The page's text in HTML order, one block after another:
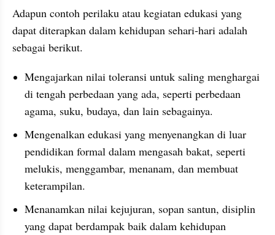
Adapun contoh perilaku atau kegiatan edukasi yang
dapat diterapkan dalam kehidupan sehari-hari adalah
sebagai berikut.
Mengajarkan nilai toleransi untuk saling menghargai
di tengah perbedaan yang ada, seperti perbedaan
agama, suku, budaya, dan lain sebagainya.
Mengenalkan edukasi yang menyenangkan di luar
pendidikan formal dalam mengasah bakat, seperti
melukis, menggambar, menanam, dan membuat
keterampilan.
Menanamkan nilai kejujuran, sopan santun, disiplin
yang dapat berdampak baik dalam kehidupan